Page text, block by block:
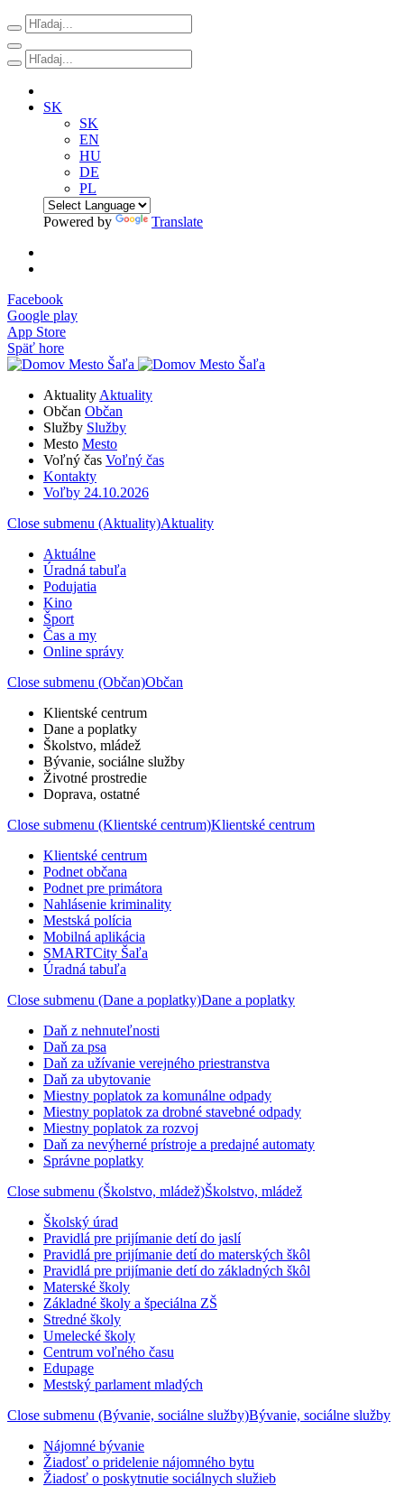
SK
SK
EN
HU
DE
PL
Powered by Translate
Facebook
Google play
App Store
Späť hore
Aktuality Aktuality
Občan Občan
Služby Služby
Mesto Mesto
Voľný čas Voľný čas
Kontakty
Voľby 24.10.2026
Close submenu (Aktuality)Aktuality
Aktuálne
Úradná tabuľa
Podujatia
Kino
Šport
Čas a my
Online správy
Close submenu (Občan)Občan
Klientské centrum
Dane a poplatky
Školstvo, mládež
Bývanie, sociálne služby
Životné prostredie
Doprava, ostatné
Close submenu (Klientské centrum)Klientské centrum
Klientské centrum
Podnet občana
Podnet pre primátora
Nahlásenie kriminality
Mestská polícia
Mobilná aplikácia
SMARTCity Šaľa
Úradná tabuľa
Close submenu (Dane a poplatky)Dane a poplatky
Daň z nehnuteľnosti
Daň za psa
Daň za užívanie verejného priestranstva
Daň za ubytovanie
Miestny poplatok za komunálne odpady
Miestny poplatok za drobné stavebné odpady
Miestny poplatok za rozvoj
Daň za nevýherné prístroje a predajné automaty
Správne poplatky
Close submenu (Školstvo, mládež)Školstvo, mládež
Školský úrad
Pravidlá pre prijímanie detí do jaslí
Pravidlá pre prijímanie detí do materských škôl
Pravidlá pre prijímanie detí do základných škôl
Materské školy
Základné školy a špeciálna ZŠ
Stredné školy
Umelecké školy
Centrum voľného času
Edupage
Mestský parlament mladých
Close submenu (Bývanie, sociálne služby)Bývanie, sociálne služby
Nájomné bývanie
Žiadosť o pridelenie nájomného bytu
Žiadosť o poskytnutie sociálnych služieb